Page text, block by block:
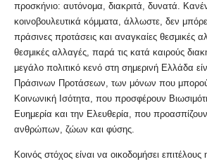
προσκήνιο: αυτόνομα, διακριτά, δυνατά.
κοινοβουλευτικά κόμματα, άλλωστε, δεν
πράσινες προτάσεις και αναγκαίες θεσμικές
θεσμικές αλλαγές, παρά τις κατά καιρούς
μεγάλο πολιτικό κενό στη σημερινή Ελλάδα
Πράσινων Προτάσεων, των μόνων που
Κοινωνική Ισότητα, που προσφέρουν
Ευημερία και την Ελευθερία, που
ανθρώπων, ζώων και φύσης.
Κοινός στόχος είναι να οικοδομήσει